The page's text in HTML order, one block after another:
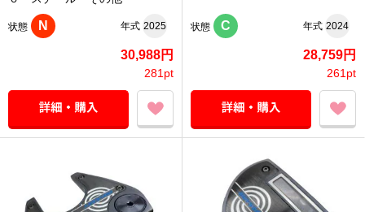
状態 N 年式 2025
30,988円
281pt
状態 C 年式 2024
28,759円
261pt